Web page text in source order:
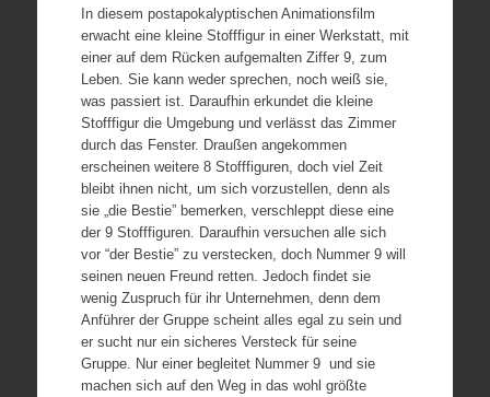
In diesem postapokalyptischen Animationsfilm
erwacht eine kleine Stofffigur in einer Werkstatt, mit
einer auf dem Rücken aufgemalten Ziffer 9, zum
Leben. Sie kann weder sprechen, noch weiß sie,
was passiert ist. Daraufhin erkundet die kleine
Stofffigur die Umgebung und verlässt das Zimmer
durch das Fenster. Draußen angekommen
erscheinen weitere 8 Stofffiguren, doch viel Zeit
bleibt ihnen nicht, um sich vorzustellen, denn als
sie „die Bestie” bemerken, verschleppt diese eine
der 9 Stofffiguren. Daraufhin versuchen alle sich
vor “der Bestie” zu verstecken, doch Nummer 9 will
seinen neuen Freund retten. Jedoch findet sie
wenig Zuspruch für ihr Unternehmen, denn dem
Anführer der Gruppe scheint alles egal zu sein und
er sucht nur ein sicheres Versteck für seine
Gruppe. Nur einer begleitet Nummer 9 und sie
machen sich auf den Weg in das wohl größte